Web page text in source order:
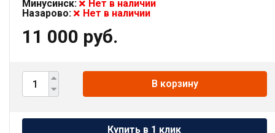
Минусинск:
Нет в наличии
Назарово:
Нет в наличии
11 000 руб.
В корзину